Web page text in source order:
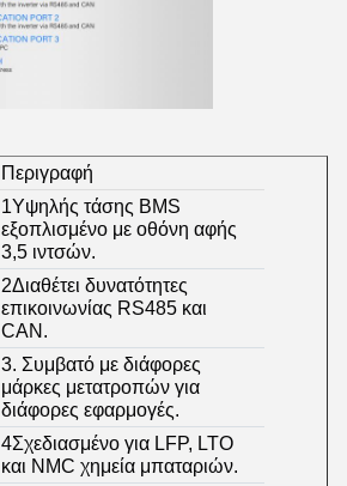
Περιγραφή
1Υψηλής τάσης BMS
εξοπλισμένο με οθόνη αφής
3,5 ιντσών.
2Διαθέτει δυνατότητες
επικοινωνίας RS485 και
CAN.
3. Συμβατό με διάφορες
μάρκες μετατροπών για
διάφορες εφαρμογές.
4Σχεδιασμένο για LFP, LTO
και NMC χημεία μπαταριών.